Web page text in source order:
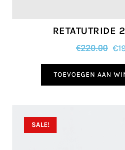
RETATUTRIDE
€220.00 €
TOEVOEGEN AAN
SALE!